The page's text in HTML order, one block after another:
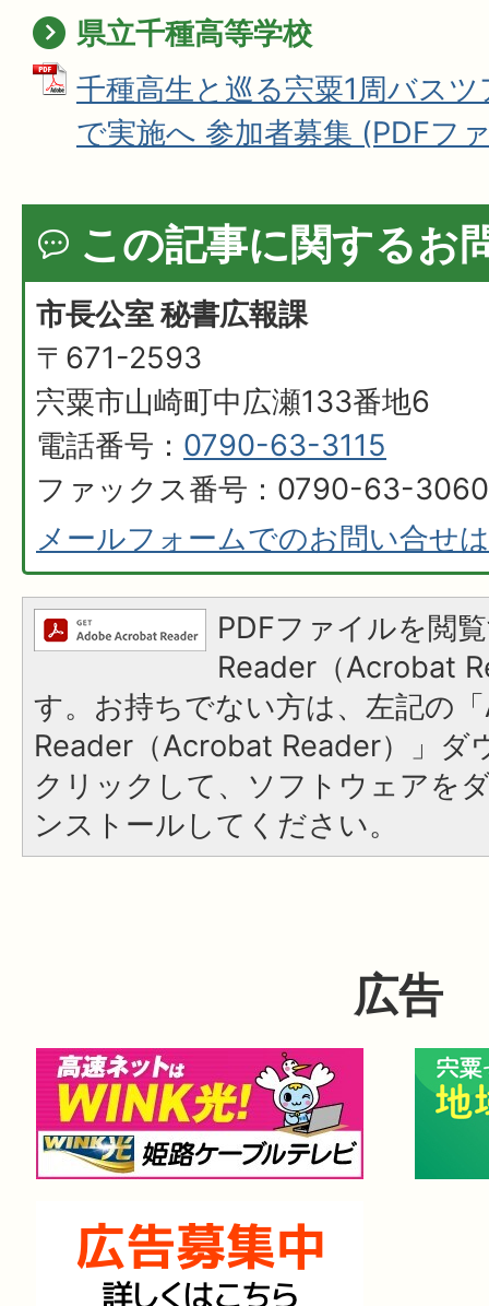
県立千種高等学校
千種高生と巡る宍粟1周バス
で実施へ 参加者募集 (PDFフ
この記事に関するお
市長公室 秘書広報課
〒671-2593
宍粟市山崎町中広瀬133番地6
電話番号： 0790-63-3115
ファックス番号：0790-63-3060
メールフォームでのお問い合せ
PDFファイルを閲
Reader（Acrobat
す。お持ちでない方は、左記の
Reader（Acrobat Reader）」ダ
クリックして、ソフトウェアを
ンストールしてください。
広告